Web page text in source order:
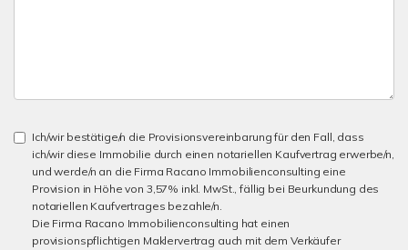
Ich/wir bestätige/n die Provisionsvereinbarung für den Fall, dass
ich/wir diese Immobilie durch einen notariellen Kaufvertrag erwerbe/n,
und werde/n an die Firma Racano Immobilienconsulting eine
Provision in Höhe von 3,57% inkl. MwSt., fällig bei Beurkundung des
notariellen Kaufvertrages bezahle/n.
Die Firma Racano Immobilienconsulting hat einen
provisionspflichtigen Maklervertrag auch mit dem Verkäufer